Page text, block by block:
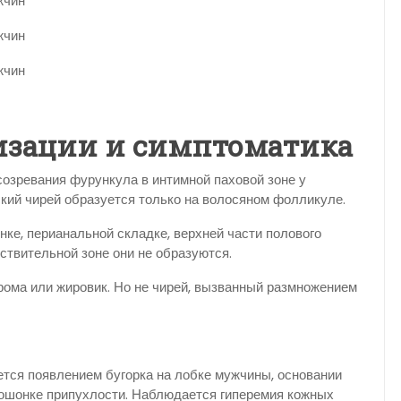
и симптоматика
фурункула в интимной паховой зоне у
чирей образуется только на волосяном фолликуле.
перианальной складке, верхней части полового
зоне они не образуются.
или жировик. Но не чирей, вызванный размножением
появлением бугорка на лобке мужчины, основании
припухлости. Наблюдается гиперемия кожных